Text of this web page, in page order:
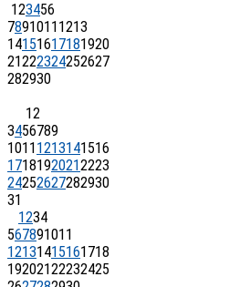
123456
7891011 1213
14151617181920
21222324252627
282930
12
3456789
1011 1213141516
17181920212223
24252627282930
31
1234
567891011
12131415161718
19202122232425